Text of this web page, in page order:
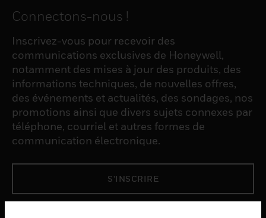
Connectons-nous !
Inscrivez-vous pour recevoir des
communications exclusives de Honeywell,
notamment des mises à jour des produits, des
informations techniques, de nouvelles offres,
des événements et actualités, des sondages, nos
promotions ainsi que divers sujets connexes par
téléphone, courriel et autres formes de
communication électronique.
S'INSCRIRE